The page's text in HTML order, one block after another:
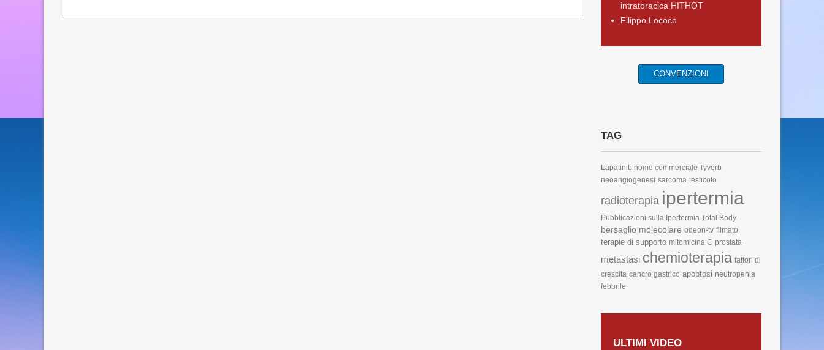
intratoracica HITHOT
Filippo Lococo
CONVENZIONI
TAG
Lapatinib nome commerciale Tyverb
neoangiogenesi sarcoma testicolo
radioterapia ipertermia
Pubblicazioni sulla Ipertermia Total Body
bersaglio molecolare odeon-tv filmato
terapie di supporto mitomicina C prostata
metastasi chemioterapia fattori di
crescita cancro gastrico apoptosi neutropenia
febbrile
ULTIMI VIDEO